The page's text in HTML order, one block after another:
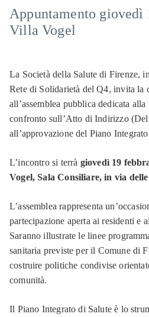
Appuntamento giovedì
Villa Vogel
La Società della Salute di Firenze,
Rete di Solidarietà del Q4, invita la
all’assemblea pubblica dedicata alla
confronto sull’Atto di Indirizzo
all’approvazione del Piano
L’incontro si terrà giovedì 19
Vogel, Sala Consiliare, in via
L’assemblea rappresenta
partecipazione aperta ai residenti e
Saranno illustrate le linee
sanitaria previste per il Comune di
costruire politiche condivise
comunità.
Il Piano Integrato di Salute è lo